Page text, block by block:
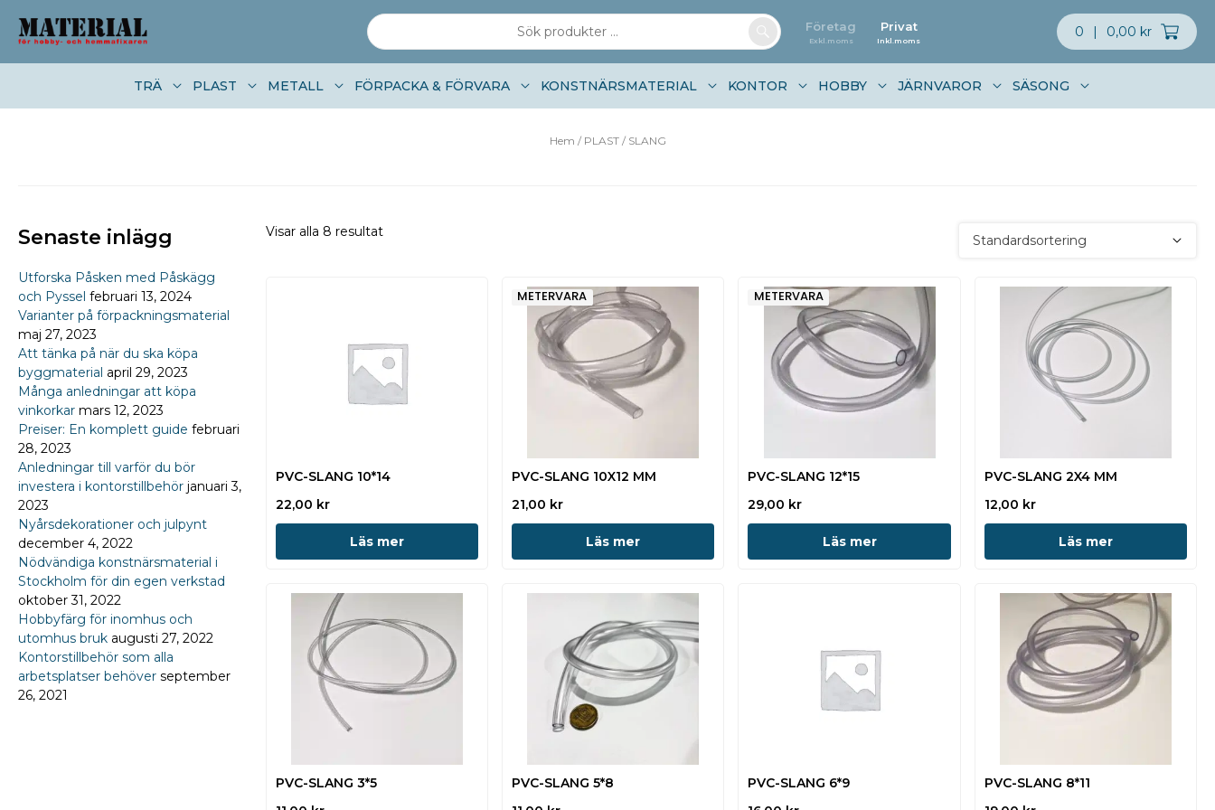
Sök
efter:
Företag
Exkl.moms
Privat
Inkl.moms
0 | 0,00 kr
TRÄ PLAST METALL FÖRPACKA & FÖRVARA KONSTNÄRSMATERIAL KONTOR HOBBY JÄRNVAROR SÄSONG
Hem / PLAST/ SLANG
Visar alla 8 resultat
PVC-SLANG 10*14
22,00 kr
Läs mer
METERVARA
PVC-SLANG 10X12 MM
21,00 kr
Läs mer
METERVARA
PVC-SLANG 12*15
29,00 kr
Läs mer
PVC-SLANG 2X4 MM
12,00 kr
Läs mer
PVC-SLANG 3*5
PVC-SLANG 5*8
PVC-SLANG 6*9
PVC-SLANG 8*11
Senaste inlägg
Utforska Påsken med Påskägg
och Pyssel februari 13, 2024
Varianter på förpackningsmaterial
maj 27, 2023
Att tänka på när du ska köpa
byggmaterial april 29, 2023
Många anledningar att köpa
vinkorkar mars 12, 2023
Preiser: En komplett guide februari
28, 2023
Anledningar till varför du bör
investera i kontorstillbehör januari 3,
2023
Nyårsdekorationer och julpynt
december 4, 2022
Nödvändiga konstnärsmaterial i
Stockholm för din egen verkstad
oktober 31, 2022
Hobbyfärg för inomhus och
utomhus bruk augusti 27, 2022
Kontorstillbehör som alla
arbetsplatser behöver september
26, 2021